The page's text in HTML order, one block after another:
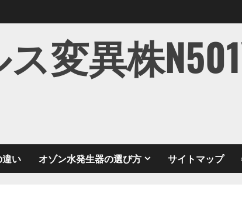
変異株
い オゾン水発生器の選び方 サイトマップ